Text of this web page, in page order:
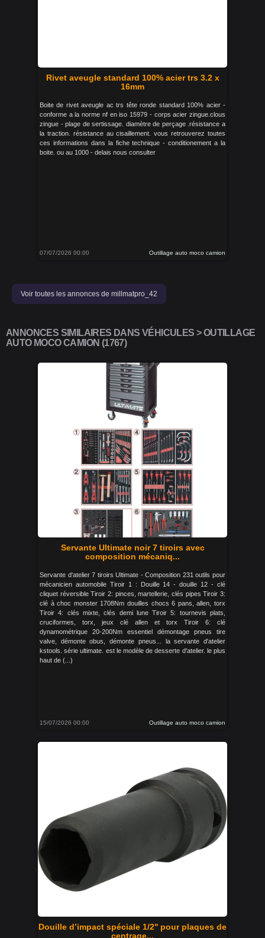
Rivet aveugle standard 100% acier trs 3.2 x
16mm
Boite de rivet aveugle ac trs tête ronde standard 100% acier -
conforme a la norme nf en iso 15979 - corps acier zingue.clous
zingue - plage de sertissage. diamètre de perçage .résistance a
la traction. résistance au cisaillement. vous retrouverez toutes
ces informations dans la fiche technique - conditionement a la
boite. ou au 1000 - delais nous consulter
07/07/2026 00:00 Outillage auto moco camion
Voir toutes les annonces de millmatpro_42
ANNONCES SIMILAIRES DANS VÉHICULES > OUTILLAGE
AUTO MOCO CAMION (1767)
Servante Ultimate noir 7 tiroirs avec
composition mécaniq...
Servante d'atelier 7 tiroirs Ultimate - Composition 231 outils pour
mécanicien automobile Tiroir 1 : Douille 14 - douille 12 - clé
cliquet réversible Tiroir 2: pinces, martellerie, clés pipes Tiroir 3:
clé à choc monster 1708Nm douilles chocs 6 pans, allen, torx
Tiroir 4: clés mixte, clés demi lune Tiroir 5: tournevis plats,
cruciformes, torx, jeux clé allen et torx Tiroir 6: clé
dynamométrique 20-200Nm essentiel démontage pneus tire
valve, démonte obus, démonte pneus... la servante d'atelier
kstools. série ultimate. est le modèle de desserte d'atelier. le plus
haut de (...)
15/07/2026 00:00 Outillage auto moco camion
Douille d’impact spéciale 1/2'' pour plaques de
centrage...